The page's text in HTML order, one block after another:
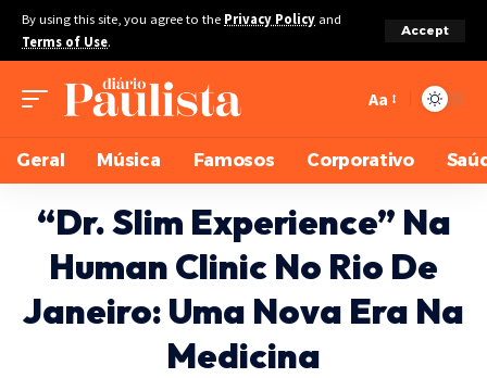
By using this site, you agree to the Privacy Policy and
Terms of Use.
Accept
Aa
Geral Música Famosos Corporativo
“Dr. Slim Experience” Na
Human Clinic No Rio De
Janeiro: Uma Nova Era Na
Medicina